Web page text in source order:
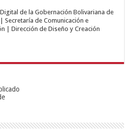
de la Gobernación Bolivariana de
Secretaría de Comunicación e
| Dirección de Diseño y Creación